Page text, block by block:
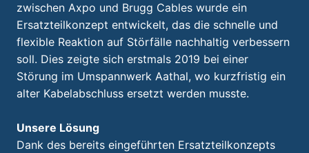
zwischen Axpo und Brugg Cables wurde ein
Ersatzteilkonzept entwickelt, das die schnelle und
flexible Reaktion auf Störfälle nachhaltig verbessern
soll. Dies zeigte sich erstmals 2019 bei einer
Störung im Umspannwerk Aathal, wo kurzfristig ein
alter Kabelabschluss ersetzt werden musste.
Unsere Lösung
Dank des bereits eingeführten Ersatzteilkonzepts